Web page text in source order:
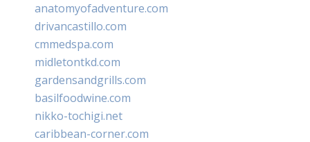
anatomyofadventure.com
drivancastillo.com
cmmedspa.com
midletontkd.com
gardensandgrills.com
basilfoodwine.com
nikko-tochigi.net
caribbean-corner.com